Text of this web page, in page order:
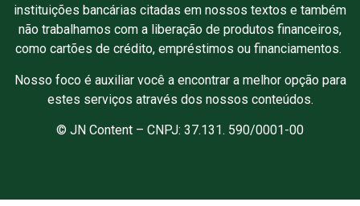
instituições bancárias citadas em nossos textos e também
não trabalhamos com a liberação de produtos financeiros,
como cartões de crédito, empréstimos ou financiamentos.
Nosso foco é auxiliar você a encontrar a melhor opção para
estes serviços através dos nossos conteúdos.
© JN Content – CNPJ: 37.131. 590/0001-00